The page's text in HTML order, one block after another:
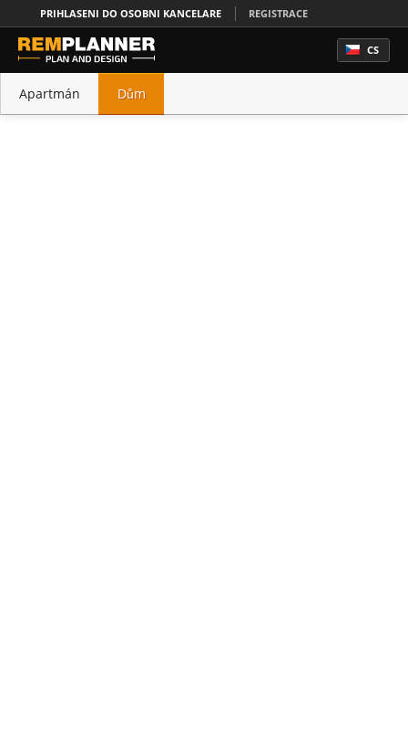
PRIHLASENI DO OSOBNI KANCELARE REGISTRACE
CS
Apartmán Dům